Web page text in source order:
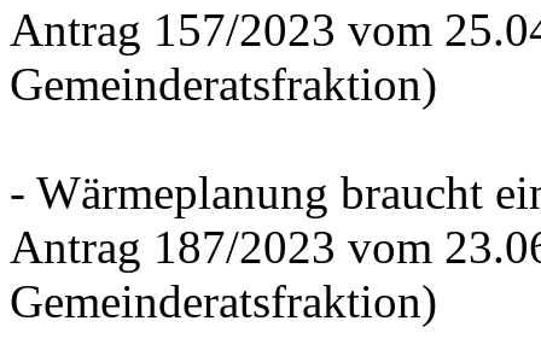
Antrag 157/2023 vom
Gemeinderatsfraktion)
- Wärmeplanung braucht
Antrag 187/2023 vom
Gemeinderatsfraktion)